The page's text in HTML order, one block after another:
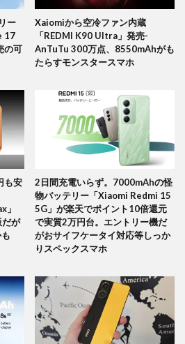
ー
17
の可
Xaiomiから空冷ファン内蔵
「REDMI K90 Ultra」発売-
AnTuTu 300万点、8550mAhがも
たらすモンスタースマホ
も安
」
だが
2日間充電いらず。7000mAhの怪
物バッテリー「Xiaomi Redmi 15
5G」が楽天でポイント10倍還元
で実質2万円台。エントリー機だ
がおサイフケータイ対応等しっか
りスペックスマホ